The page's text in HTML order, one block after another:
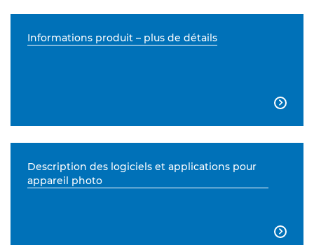
Informations produit – plus de détails

Description des logiciels et applications pour
appareil photo
